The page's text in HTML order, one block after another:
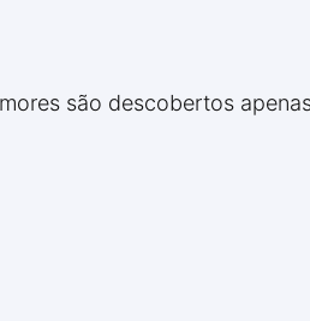
são descobertos